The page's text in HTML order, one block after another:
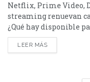
Netflix, Prime Video,
streaming renuevan
¿Qué hay disponible
fuerte con una batería
producciones locales
LEER MÁS